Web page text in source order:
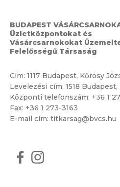
BUDAPEST
Üzletközpontokat és
Vásárcsarnokokat
Felelősségű Társaság
Cím: 1117 Budapest, Kőrösy
Levelezési cím: 1518 Budapest,
Központi telefonszám: +36 1
Fax: +36 1 273-3163
E-mail cím: titkarsag@bvcs.hu